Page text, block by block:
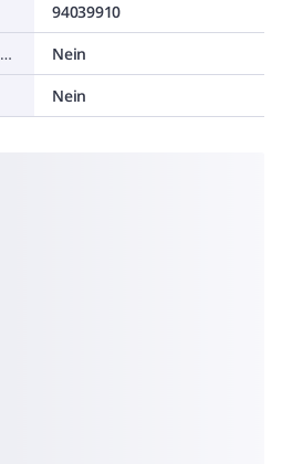
94039910
Geeignet für Außenaufstellung
Nein
Nein